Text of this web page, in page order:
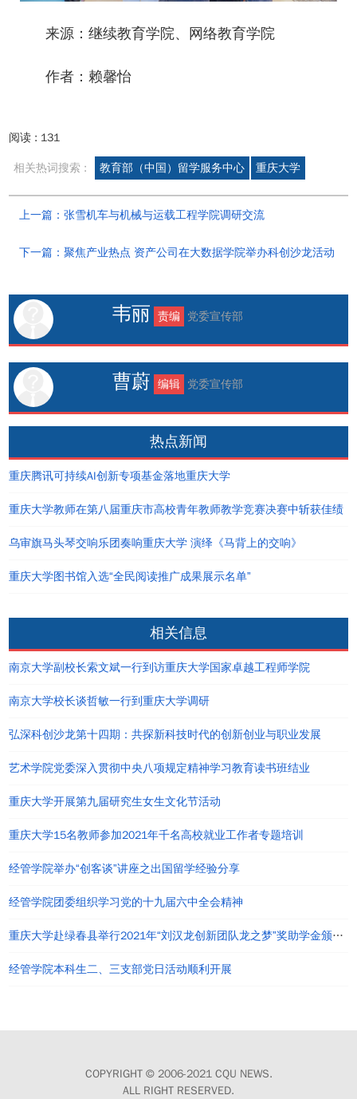
来源：继续教育学院、网络教育学院
作者：赖馨怡
阅读 : 131
相关热词搜索 : 教育部（中国）留学服务中心 重庆大学
上一篇：张雪机车与机械与运载工程学院调研交流
下一篇：聚焦产业热点 资产公司在大数据学院举办科创沙龙活动
韦丽 责编 党委宣传部
曹蔚 编辑 党委宣传部
热点新闻
重庆腾讯可持续AI创新专项基金落地重庆大学
重庆大学教师在第八届重庆市高校青年教师教学竞赛决赛中斩获佳绩
乌审旗马头琴交响乐团奏响重庆大学 演绎《马背上的交响》
重庆大学图书馆入选“全民阅读推广成果展示名单”
相关信息
南京大学副校长索文斌一行到访重庆大学国家卓越工程师学院
南京大学校长谈哲敏一行到重庆大学调研
弘深科创沙龙第十四期：共探新科技时代的创新创业与职业发展
艺术学院党委深入贯彻中央八项规定精神学习教育读书班结业
重庆大学开展第九届研究生女生文化节活动
重庆大学15名教师参加2021年千名高校就业工作者专题培训
经管学院举办“创客谈”讲座之出国留学经验分享
经管学院团委组织学习党的十九届六中全会精神
重庆大学赴绿春县举行2021年“刘汉龙创新团队龙之梦”奖助学金颁发仪式
经管学院本科生二、三支部党日活动顺利开展
COPYRIGHT © 2006-2021 CQU NEWS.
ALL RIGHT RESERVED.